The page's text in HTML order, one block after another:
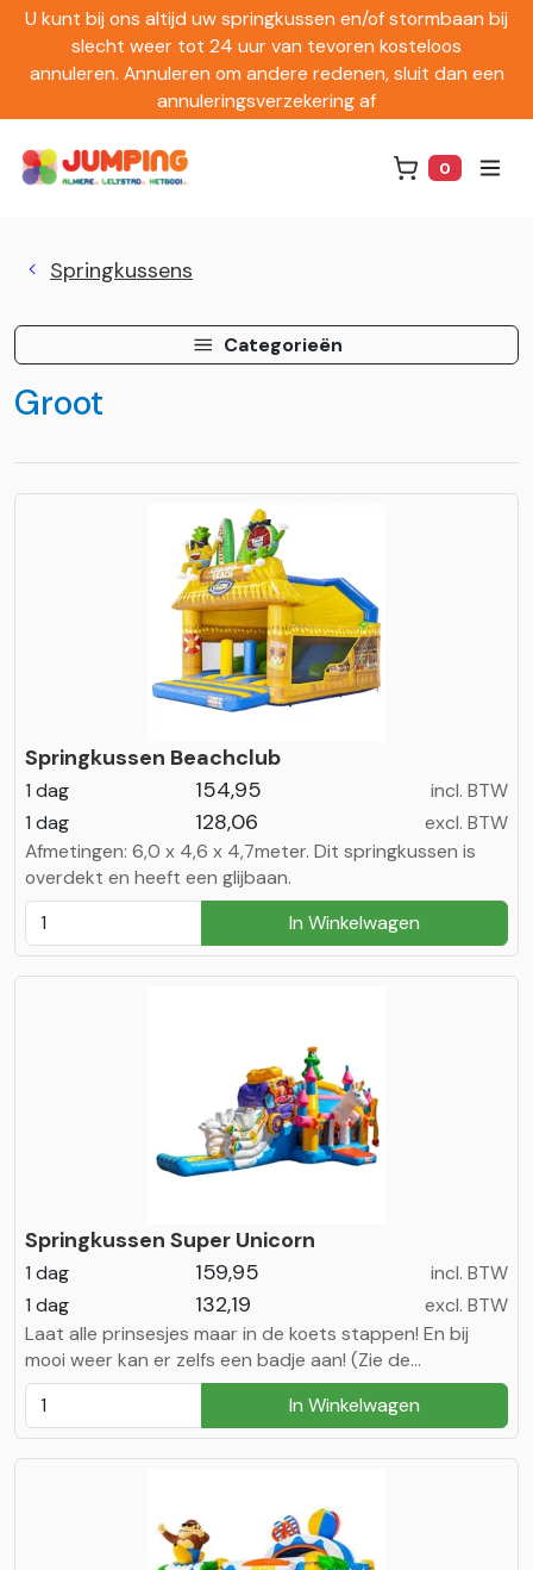
U kunt bij ons altijd uw springkussen en/of stormbaan bij
slecht weer tot 24 uur van tevoren kosteloos
annuleren. Annuleren om andere redenen, sluit dan een
annuleringsverzekering af
0
Springkussens
Categorieën
Groot
Springkussen Beachclub
1 dag 154,95
incl. BTW
1 dag
128,06
excl. BTW
Afmetingen: 6,0 x 4,6 x 4,7meter. Dit springkussen is
overdekt en heeft een glijbaan.
In Winkelwagen
Springkussen Super Unicorn
1 dag 159,95
incl. BTW
1 dag
132,19
excl. BTW
Laat alle prinsesjes maar in de koets stappen! En bij
mooi weer kan er zelfs een badje aan! (Zie de
waterspecials)
In Winkelwagen